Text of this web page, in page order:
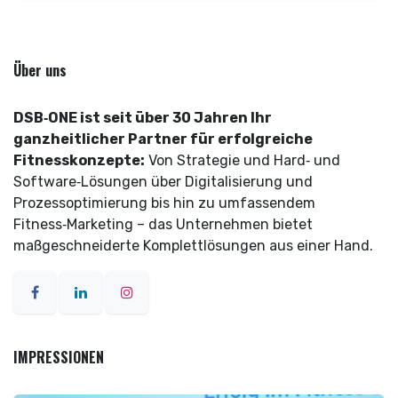
Über uns
DSB‑ONE ist seit über 30 Jahren Ihr
ganzheitlicher Partner für erfolgreiche
Fitnesskonzepte: Von Strategie und Hard‑ und
Software‑Lösungen über Digitalisierung und
Prozessoptimierung bis hin zu umfassendem
Fitness‑Marketing – das Unternehmen bietet
maßgeschneiderte Komplettlösungen aus einer Hand.
IMPRESSIONEN